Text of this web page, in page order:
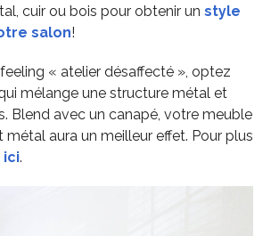
cuir ou bois pour obtenir un style
salon!
« atelier désaffecté », optez
mélange une structure métal et
Blend avec un canapé, votre meuble
métal aura un meilleur effet. Pour plus
ici.